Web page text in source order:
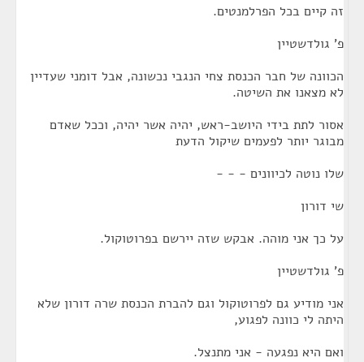
זה קיים בכל הפרלמנטים.
פ' גולדשטיין
הכוונה של חבר הכנסת צחי הנגבי נכשונה, אבל דומני שעדיין
לא מצאנו את השיטה.
אסור לתת בידי היושב-ראש, יהיה אשר יהיה, וככל שאדם
מבוגר יותר לפעמים שיקול הדעת
שלו נוטה לכיוונים - - -
שי דורון
על כך אני מוהה. אבקש שזה יירשם בפרוטוקול.
פ' גולדשטיין
אני מודיע גם לפרוטוקול וגם להברת הכנסת שרה דורון שלא
היתה לי כוונה לפגוע,
ואם היא נפגעה - אני מתנצל.